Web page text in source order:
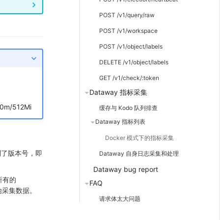
POST /v1/query/raw
POST /v1/workspace
POST /v1/object/labels
DELETE /v1/object/labels
GET /v1/check/:token
Dataway 指标采集
缓存与 Kodo 队列排查
Dataway 指标列表
Docker 模式下的指标采集
Dataway 自身日志采集和处理
Dataway bug report
FAQ
请求体太大问题
512Mi
版本号，即
有的
集数据。